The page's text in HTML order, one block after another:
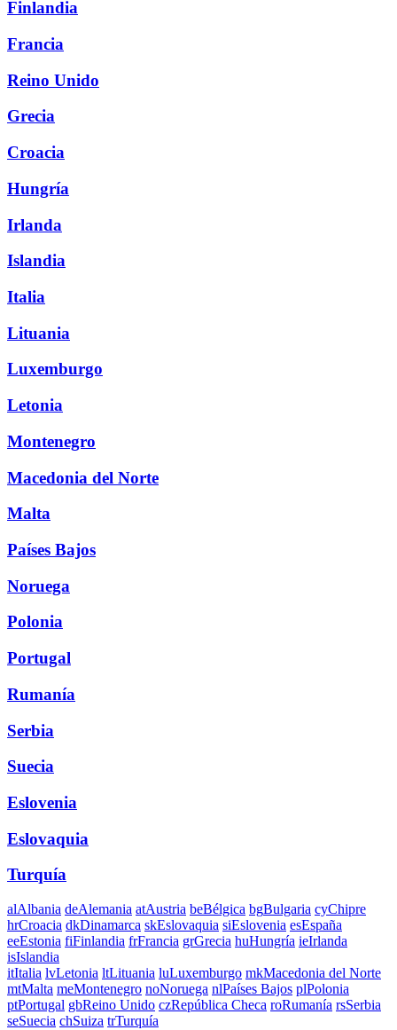
Finlandia
Francia
Reino Unido
Grecia
Croacia
Hungría
Irlanda
Islandia
Italia
Lituania
Luxemburgo
Letonia
Montenegro
Macedonia del Norte
Malta
Países Bajos
Noruega
Polonia
Portugal
Rumanía
Serbia
Suecia
Eslovenia
Eslovaquia
Turquía
alAlbania deAlemania atAustria beBélgica bgBulgaria cyChipre
hrCroacia dkDinamarca skEslovaquia siEslovenia esEspaña
eeEstonia fiFinlandia frFrancia grGrecia huHungría ieIrlanda
isIslandia
itItalia lvLetonia ltLituania luLuxemburgo mkMacedonia del Norte
mtMalta meMontenegro noNoruega nlPaíses Bajos plPolonia
ptPortugal gbReino Unido czRepública Checa roRumanía rsSerbia
seSuecia chSuiza trTurquía